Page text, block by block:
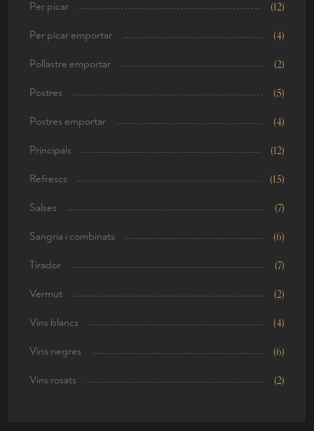
Per picar (12)
Per picar emportar (4)
Pollastre emportar (2)
Postres (5)
Postres emportar (4)
Principals (12)
Refrescs (15)
Salses (7)
Sangria i combinats (6)
Tirador (7)
Vermut (2)
Vins blancs (4)
Vins negres (6)
Vins rosats (2)